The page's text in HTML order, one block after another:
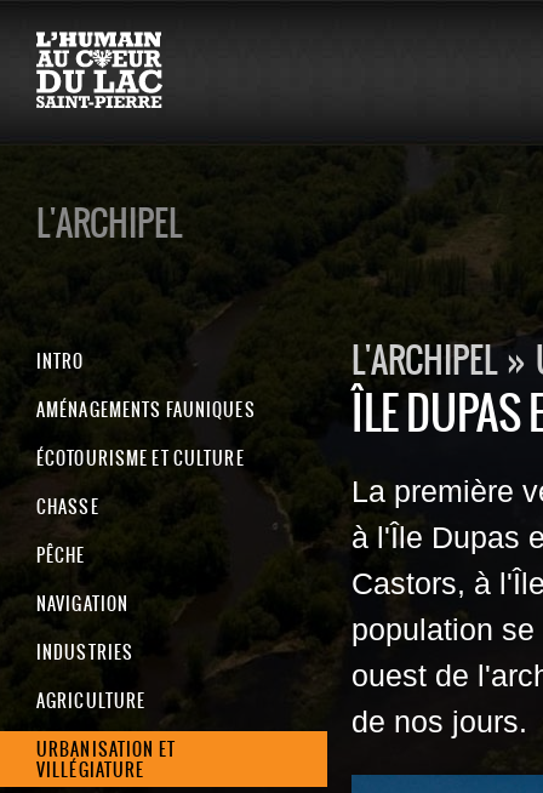
L'ARCHIPEL
INTRO
AMÉNAGEMENTS FAUNIQUES
ÉCOTOURISME ET CULTURE
CHASSE
PÊCHE
NAVIGATION
INDUSTRIES
AGRICULTURE
URBANISATION ET
VILLÉGIATURE
L'ARCHIPEL »
ÎLE DUPAS
La première
à l'Île Dupas
Castors, à
population
ouest de
de nos jours.